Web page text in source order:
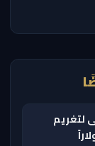
لتغريم